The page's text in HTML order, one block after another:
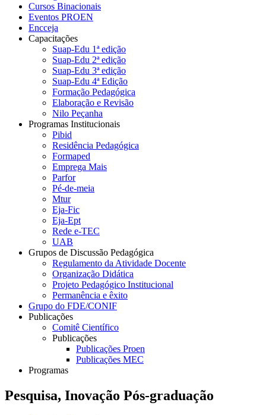
Cursos Binacionais
Eventos PROEN
Encceja
Capacitações
Suap-Edu 1ª edição
Suap-Edu 2ª edição
Suap-Edu 3ª edição
Suap-Edu 4ª Edição
Formação Pedagógica
Elaboração e Revisão
Nilo Peçanha
Programas Institucionais
Pibid
Residência Pedagógica
Formaped
Emprega Mais
Parfor
Pé-de-meia
Mtur
Eja-Fic
Eja-Ept
Rede e-TEC
UAB
Grupos de Discussão Pedagógica
Regulamento da Atividade Docente
Organização Didática
Projeto Pedagógico Institucional
Permanência e êxito
Grupo do FDE/CONIF
Publicações
Comitê Científico
Publicações
Publicações Proen
Publicações MEC
Programas
Pesquisa, Inovação Pós-graduação